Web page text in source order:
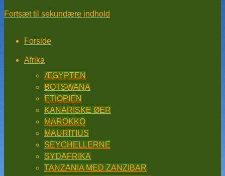
Fortsæt til sekundære indhold
Forside
Afrika
ÆGYPTEN
BOTSWANA
ETIOPIEN
KANARISKE ØER
MAROKKO
MAURITIUS
SEYCHELLERNE
SYDAFRIKA
TANZANIA MED ZANZIBAR